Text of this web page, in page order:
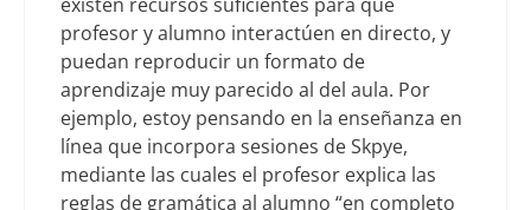
profesor y alumno interactúen en directo, y
puedan reproducir un formato de
aprendizaje muy parecido al del aula. Por
ejemplo, estoy pensando en la enseñanza en
línea que incorpora sesiones de Skpye,
mediante las cuales el profesor explica las
reglas de gramática al alumno “en completo